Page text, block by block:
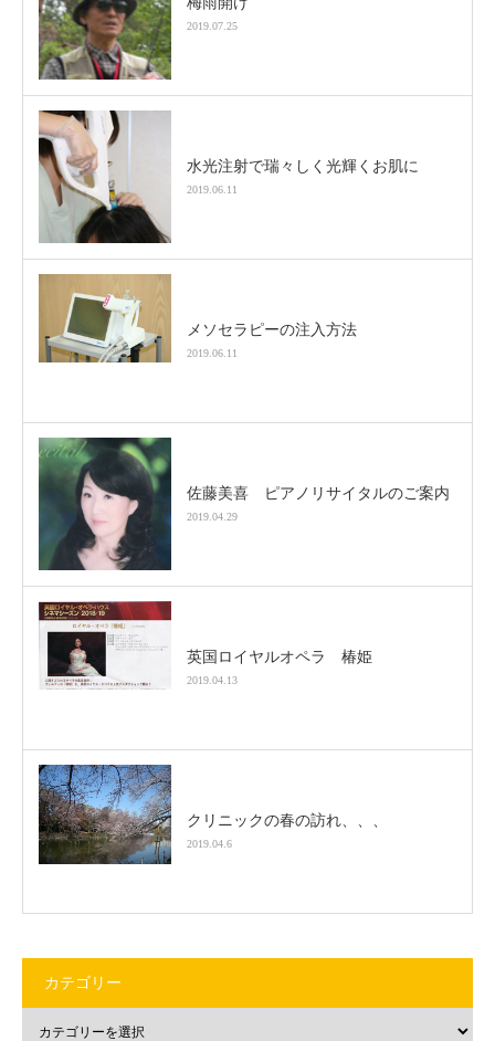
2019.07.25
水光注射で瑞々しく光輝くお肌に
2019.06.11
メソセラピーの注入方法
2019.06.11
佐藤美喜 ピアノリサイタルのご案内
2019.04.29
英国ロイヤルオペラ 椿姫
2019.04.13
クリニックの春の訪れ、、、
2019.04.6
カテゴリー